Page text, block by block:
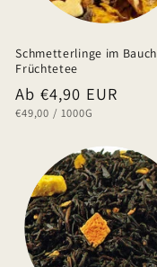
Schmetterlinge im Bauch
Früchtetee
Normaler
Preis
Ab €4,90 EUR
GRUNDPREIS
€49,00 / PRO
1000G